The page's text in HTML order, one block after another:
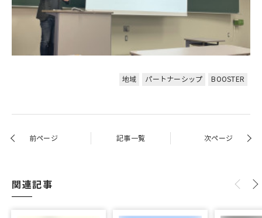
地域 パートナーシップ BOOSTER
前ページ 記事一覧 次ページ
関連記事